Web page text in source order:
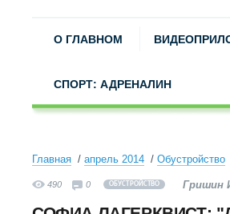
О ГЛАВНОМ
СПОРТ: АДРЕНАЛИН
Главная апрель 2014 Обустройство
490 0 ОБУСТРОЙСТВО Гришин